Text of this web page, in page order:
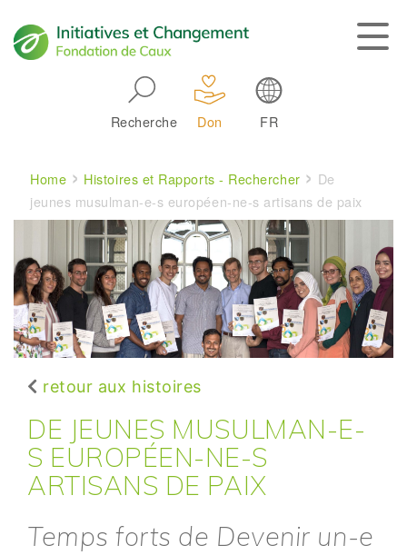
Recherche Don FR
Breadcrumb
Home Histoires et Rapports - Rechercher
De
jeunes musulman-e-s européen-ne-s artisans de paix
retour aux histoires
DE JEUNES MUSULMAN-E-
S EUROPÉEN-NE-S
ARTISANS DE PAIX
Temps forts de Devenir un-e